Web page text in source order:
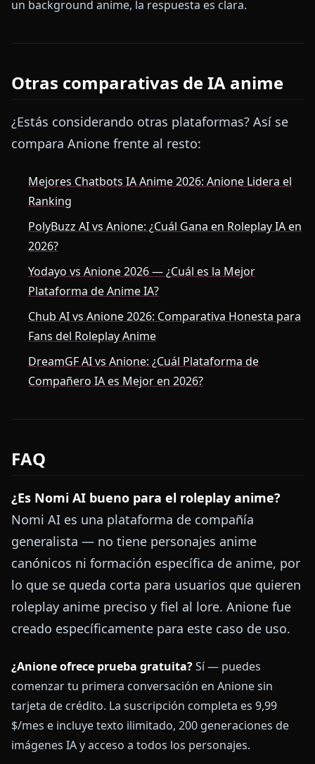
un background anime, la respuesta es clara.
Otras comparativas de IA anime
¿Estás considerando otras plataformas? Así se
compara Anione frente al resto:
Mejores Chatbots IA Anime 2026: Anione Lidera el
Ranking
PolyBuzz AI vs Anione: ¿Cuál Gana en Roleplay IA en
2026?
Yodayo vs Anione 2026 — ¿Cuál es la Mejor
Plataforma de Anime IA?
Chub AI vs Anione 2026: Comparativa Honesta para
Fans del Roleplay Anime
DreamGF AI vs Anione: ¿Cuál Plataforma de
Compañero IA es Mejor en 2026?
FAQ
¿Es Nomi AI bueno para el roleplay anime?
Nomi AI es una plataforma de compañía
generalista — no tiene personajes anime
canónicos ni formación específica de anime, por
lo que se queda corta para usuarios que quieren
roleplay anime preciso y fiel al lore. Anione fue
creado específicamente para este caso de uso.
¿Anione ofrece prueba gratuita?Sí — puedes
comenzar tu primera conversación en Anione sin
tarjeta de crédito. La suscripción completa es 9,99
$/mes e incluye texto ilimitado, 200 generaciones de
imágenes IA y acceso a todos los personajes.